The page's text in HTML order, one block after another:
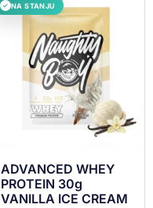
✓ NA STANJU
ADVANCED WHEY
PROTEIN 30g
VANILLA ICE CREAM